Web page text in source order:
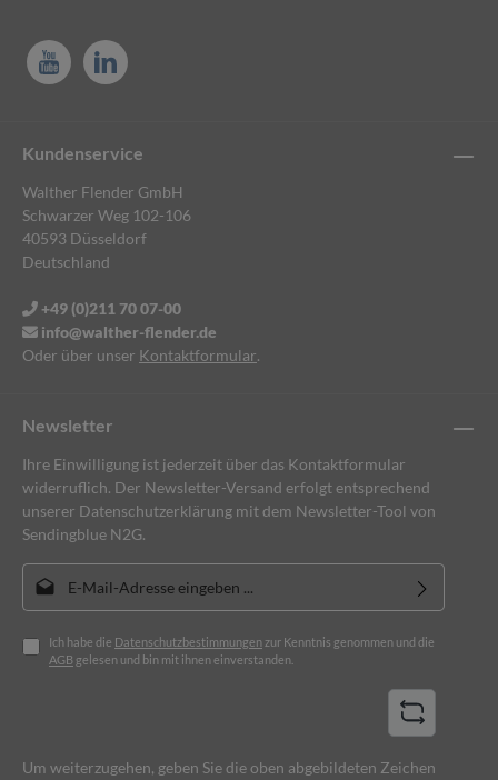
Newsletter
Ihre Einwilligung ist jederzeit über das Kontaktformular
widerruflich. Der Newsletter-Versand erfolgt entsprechend
unserer Datenschutzerklärung mit dem Newsletter-Tool von
Sendingblue N2G.
E-Mail-Adresse*
Ich habe die Datenschutzbestimmungen zur Kenntnis genommen und die
AGB gelesen und bin mit ihnen einverstanden.
Um weiterzugehen, geben Sie die oben abgebildeten Zeichen
Kundenservice
Walther Flender GmbH
Schwarzer Weg 102-106
40593 Düsseldorf
Deutschland
+49 (0)211 70 07-00
info@walther-flender.de
Oder über unser Kontaktformular.